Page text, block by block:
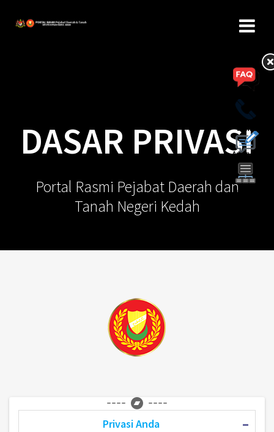
DASAR PRIVASI
Portal Rasmi Pejabat Daerah dan
Tanah Negeri Kedah
Privasi Anda